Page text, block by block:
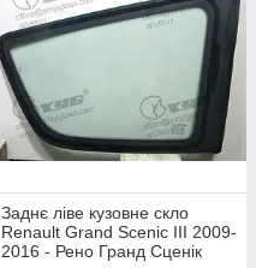
Заднє ліве кузовне скло
Renault Grand Scenic III 2009-
2016 - Рено Гранд Сценік